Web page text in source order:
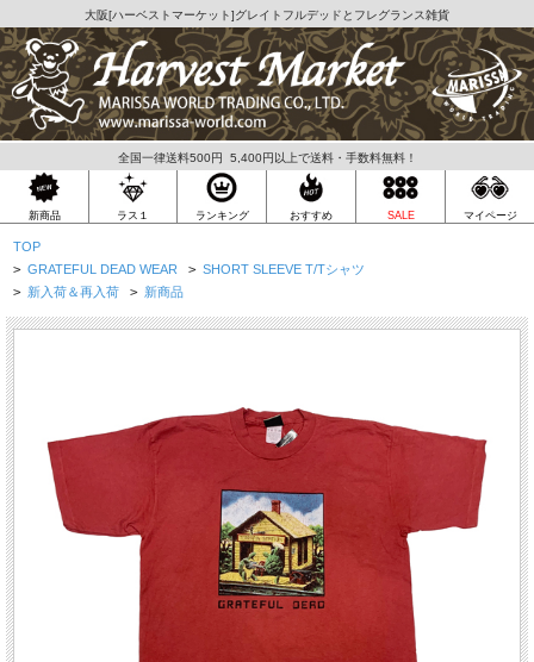
大阪[ハーベストマーケット]グレイトフルデッドとフレグランス雑貨
全国一律送料500円 5,400円以上で送料・手数料無料！
新商品 ラス１ ランキング おすすめ SALE マイページ
TOP
> GRATEFUL DEAD WEAR > SHORT SLEEVE T/Tシャツ
> 新入荷＆再入荷 > 新商品